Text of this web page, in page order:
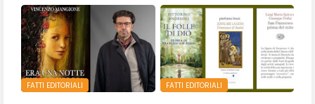
FATTI EDITORIALI FATTI EDITORIALI